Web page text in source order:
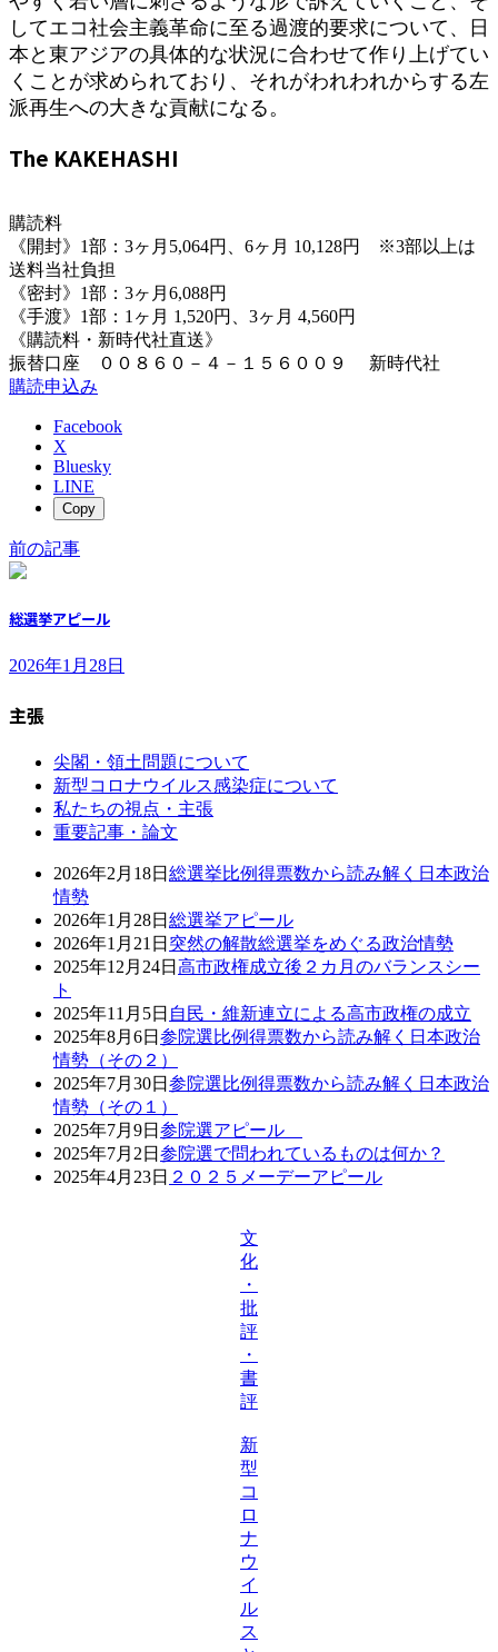
してエコ社会主義革命に至る過渡的要求について、日
本と東アジアの具体的な状況に合わせて作り上げてい
くことが求められており、それがわれわれからする左
派再生への大きな貢献になる。
The KAKEHASHI
購読料
《開封》1部：3ヶ月5,064円、6ヶ月 10,128円 ※3部以上は
送料当社負担
《密封》1部：3ヶ月6,088円
《手渡》1部：1ヶ月 1,520円、3ヶ月 4,560円
《購読料・新時代社直送》
振替口座 ００８６０－４－１５６００９ 新時代社
購読申込み
Facebook
X
Bluesky
LINE
Copy
前の記事
総選挙アピール
2026年1月28日
主張
尖閣・領土問題について
新型コロナウイルス感染症について
私たちの視点・主張
重要記事・論文
2026年2月18日 総選挙比例得票数から読み解く日本政治
情勢
2026年1月28日 総選挙アピール
2026年1月21日 突然の解散総選挙をめぐる政治情勢
2025年12月24日 高市政権成立後２カ月のバランスシー
ト
2025年11月5日 自民・維新連立による高市政権の成立
2025年8月6日 参院選比例得票数から読み解く日本政治
情勢（その２）
2025年7月30日 参院選比例得票数から読み解く日本政治
情勢（その１）
2025年7月9日 参院選アピール
2025年7月2日 参院選で問われているものは何か？
2025年4月23日 ２０２５メーデーアピール
文
化
・
批
評
・
書
評
新
型
コ
ロ
ナ
ウ
イ
ル
ス